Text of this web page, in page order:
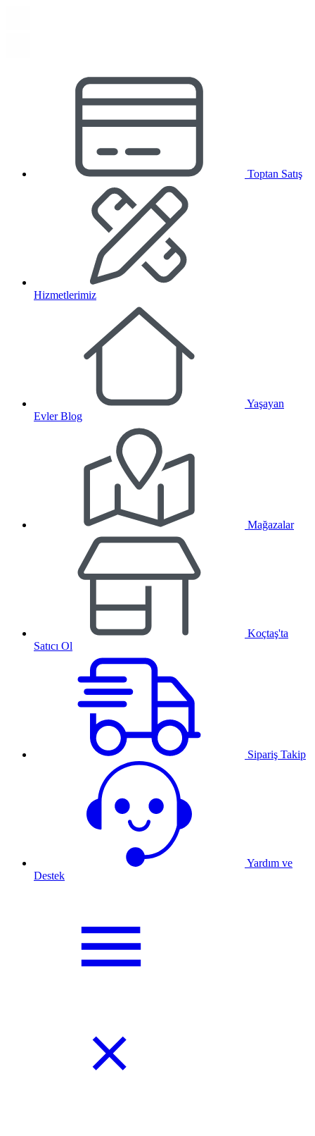
Toptan Satış
Hizmetlerimiz
Yaşayan
Evler Blog
Mağazalar
Koçtaş'ta
Satıcı Ol
Sipariş Takip
Yardım ve
Destek